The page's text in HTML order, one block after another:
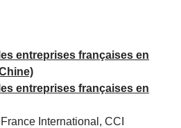
entreprises françaises en
entreprises françaises en
International, CCI